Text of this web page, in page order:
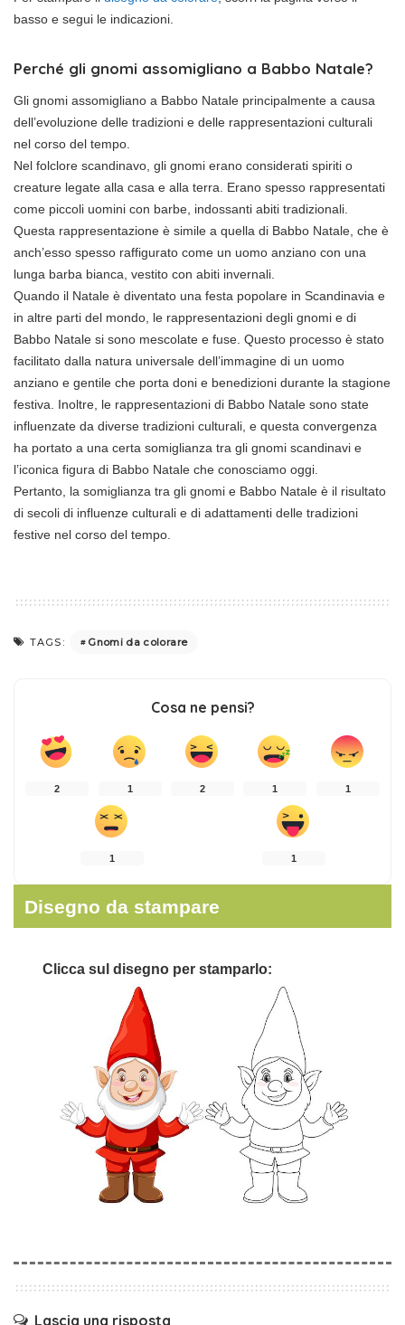
basso e segui le indicazioni.
Perché gli gnomi assomigliano a Babbo Natale?
Gli gnomi assomigliano a Babbo Natale principalmente a causa
dell’evoluzione delle tradizioni e delle rappresentazioni culturali
nel corso del tempo.
Nel folclore scandinavo, gli gnomi erano considerati spiriti o
creature legate alla casa e alla terra. Erano spesso rappresentati
come piccoli uomini con barbe, indossanti abiti tradizionali.
Questa rappresentazione è simile a quella di Babbo Natale, che è
anch’esso spesso raffigurato come un uomo anziano con una
lunga barba bianca, vestito con abiti invernali.
Quando il Natale è diventato una festa popolare in Scandinavia e
in altre parti del mondo, le rappresentazioni degli gnomi e di
Babbo Natale si sono mescolate e fuse. Questo processo è stato
facilitato dalla natura universale dell’immagine di un uomo
anziano e gentile che porta doni e benedizioni durante la stagione
festiva. Inoltre, le rappresentazioni di Babbo Natale sono state
influenzate da diverse tradizioni culturali, e questa convergenza
ha portato a una certa somiglianza tra gli gnomi scandinavi e
l’iconica figura di Babbo Natale che conosciamo oggi.
Pertanto, la somiglianza tra gli gnomi e Babbo Natale è il risultato
di secoli di influenze culturali e di adattamenti delle tradizioni
festive nel corso del tempo.
TAGS: Gnomi da colorare
Cosa ne pensi?
2 1 2 1 1
1 1
Disegno da stampare
Clicca sul disegno per stamparlo:
Lascia una risposta